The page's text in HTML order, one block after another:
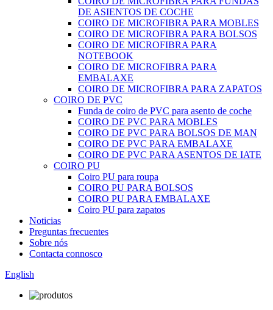
DE ASIENTOS DE COCHE
COIRO DE MICROFIBRA PARA MOBLES
COIRO DE MICROFIBRA PARA BOLSOS
COIRO DE MICROFIBRA PARA
NOTEBOOK
COIRO DE MICROFIBRA PARA
EMBALAXE
COIRO DE MICROFIBRA PARA ZAPATOS
COIRO DE PVC
Funda de coiro de PVC para asento de coche
COIRO DE PVC PARA MOBLES
COIRO DE PVC PARA BOLSOS DE MAN
COIRO DE PVC PARA EMBALAXE
COIRO DE PVC PARA ASENTOS DE IATE
COIRO PU
Coiro PU para roupa
COIRO PU PARA BOLSOS
COIRO PU PARA EMBALAXE
Coiro PU para zapatos
Noticias
Preguntas frecuentes
Sobre nós
Contacta connosco
English